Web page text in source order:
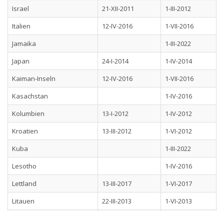
Israel
21-XII-2011
1-III-2012
Italien
12-IV-2016
1-VII-2016
Jamaika
1-III-2022
Japan
24-I-2014
1-IV-2014
Kaiman-Inseln
12-IV-2016
1-VII-2016
Kasachstan
1-IV-2016
Kolumbien
13-I-2012
1-IV-2012
Kroatien
13-III-2012
1-VI-2012
Kuba
1-III-2022
Lesotho
1-IV-2016
Lettland
13-III-2017
1-VI-2017
Litauen
22-III-2013 1-VI-2013